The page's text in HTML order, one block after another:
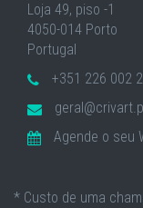
Loja 49, piso -1
4050-014 Porto
Portugal
+351 226 002
Agende o seu
* Custo de uma